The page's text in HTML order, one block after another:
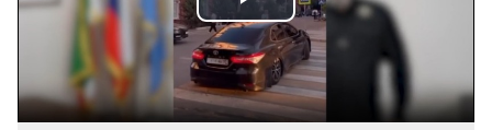
Play
Video